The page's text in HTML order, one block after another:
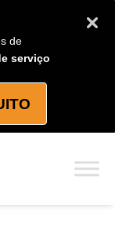
de
serviço